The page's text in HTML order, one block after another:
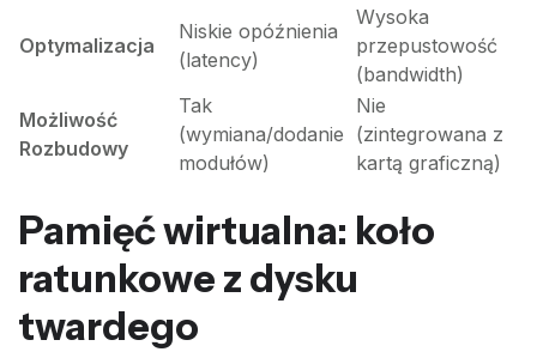
Optymalizacja
Niskie opóźnienia
(latency)
Wysoka
przepustowość
(bandwidth)
Możliwość
Rozbudowy
Tak
(wymiana/dodanie
modułów)
Nie
(zintegrowana z
kartą graficzną)
Pamięć wirtualna: koło
ratunkowe z dysku
twardego